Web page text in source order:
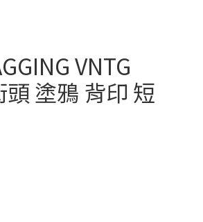
VNTG
塗鴉 背印 短